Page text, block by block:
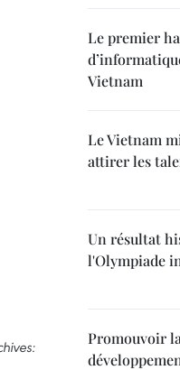
Le premier
Vietnam
Le Vietnam
attirer les
Un résultat
l'Olympiade
Promouvoir